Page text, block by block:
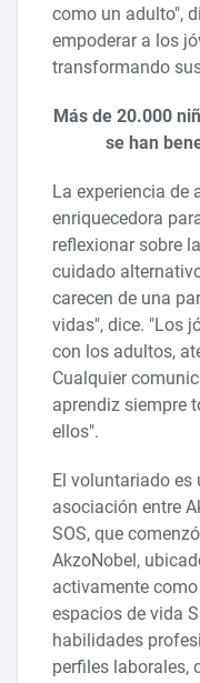
como un adulto",
empoderar a los
transformando
Más de 20.000
se han
La experiencia de
enriquecedora
reflexionar sobre
cuidado
carecen de una
vidas", dice. "Los
con los adultos,
Cualquier
aprendiz siempre
ellos".
El voluntariado
asociación entre
SOS, que
AkzoNobel,
activamente
espacios de vida
habilidades
perfiles laborales,